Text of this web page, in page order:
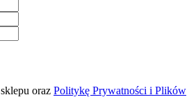
sklepu oraz Politykę Prywatności i Plików